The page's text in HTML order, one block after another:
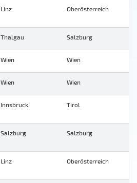
Linz Oberösterreich
Thalgau Salzburg
Wien Wien
Wien Wien
Innsbruck Tirol
Salzburg Salzburg
Linz Oberösterreich